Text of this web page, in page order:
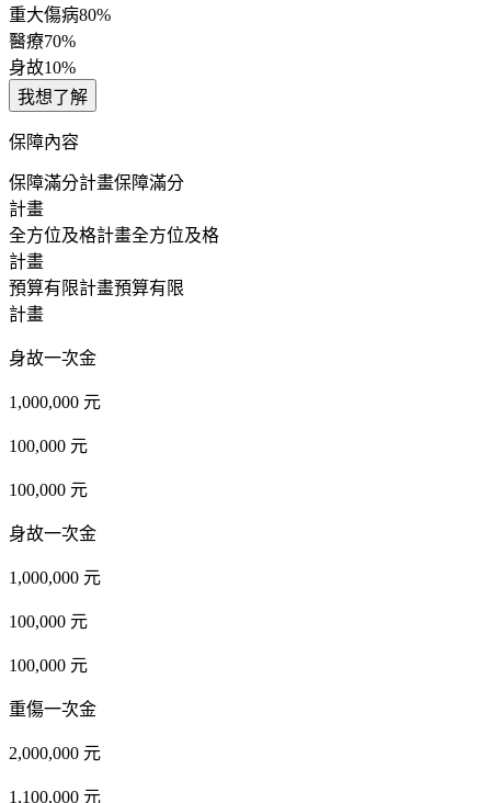
重大傷病80%
醫療70%
身故10%
我想了解
保障內容
保障滿分計畫保障滿分
計畫
全方位及格計畫全方位及格
計畫
預算有限計畫預算有限
計畫
身故一次金
1,000,000 元
100,000 元
100,000 元
身故一次金
1,000,000 元
100,000 元
100,000 元
重傷一次金
2,000,000 元
1,100,000 元